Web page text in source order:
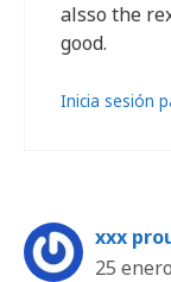
alsso the
good.
Inicia sesión
xxx
25